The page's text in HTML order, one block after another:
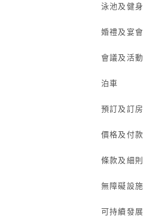
泳池及健身
婚禮及宴會
會議及活動
泊車
預訂及訂房
價格及付款
條款及細則
無障礙設施
可持續發展